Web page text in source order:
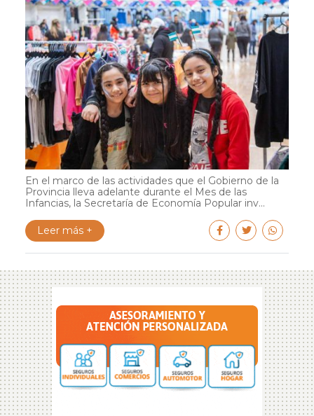
En el marco de las actividades que el Gobierno de la
Provincia lleva adelante durante el Mes de las
Infancias, la Secretaría de Economía Popular inv...
Leer más +